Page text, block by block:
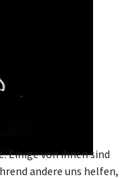
Einige von ihnen sind
andere uns helfen,